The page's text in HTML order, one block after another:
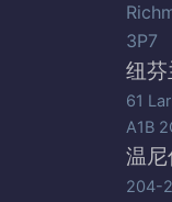
3P7
纽芬
61
A1B
温尼
204-